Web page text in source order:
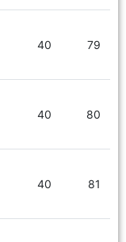
79
40
80
40
81
40